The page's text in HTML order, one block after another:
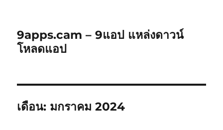
9apps.cam – 9แอป แหล่งดาวน์
โหลดแอป
เดือน: มกราคม 2024